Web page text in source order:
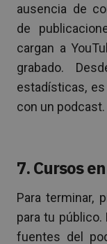
ausencia de
de
cargan a
grabado.
estadísticas,
con un podcast.
7. Cursos
Para terminar,
para tu
fuentes del